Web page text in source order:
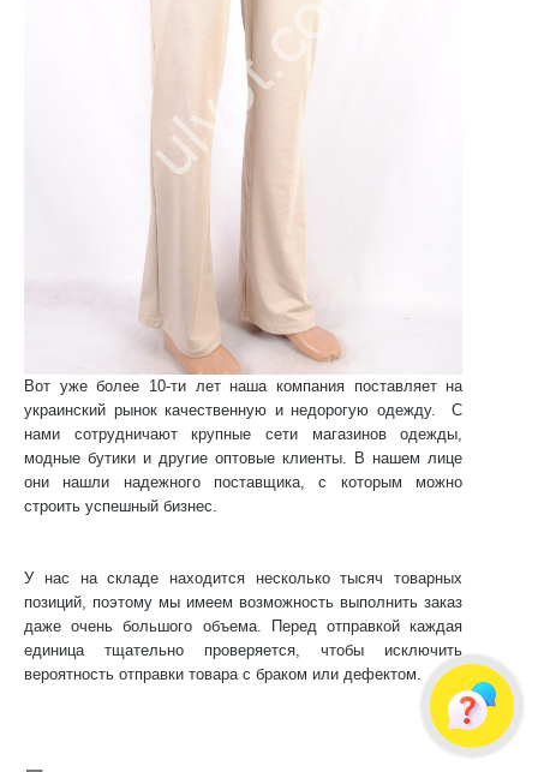
Вот уже более 10-ти лет наша компания поставляет на
украинский рынок качественную и недорогую одежду. С
нами сотрудничают крупные сети магазинов одежды,
модные бутики и другие оптовые клиенты. В нашем лице
они нашли надежного поставщика, с которым можно
строить успешный бизнес.
У нас на складе находится несколько тысяч товарных
позиций, поэтому мы имеем возможность выполнить заказ
даже очень большого объема. Перед отправкой каждая
единица тщательно проверяется, чтобы исключить
вероятность отправки товара с браком или дефектом.